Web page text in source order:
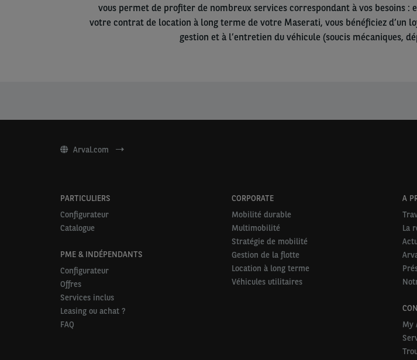
vous permet de profiter de nombreux services correspondant à vos besoins
votre contrat de location à long terme de votre Maserati, vous bénéficiez d’un
gestion et à l’entretien du véhicule (soucis mécaniques,
Arval.com
PARTICULIERS
Configurateur
Catalogue
PME & INDÉPENDANTS
Configurateur
Offres
Services inclus
Leasing ou achat ?
FAQ
CORPORATE
Mobilité durable
Multimobilité
Stratégie de mobilité
Gestion de la flotte
Location à long terme
Véhicules utilitaires
A
La
My